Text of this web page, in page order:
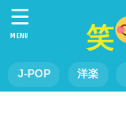
笑
J-POP 洋楽
MENU